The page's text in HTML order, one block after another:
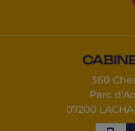
360
Parc
07200